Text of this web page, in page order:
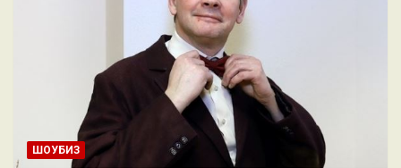
ШОУБИЗ